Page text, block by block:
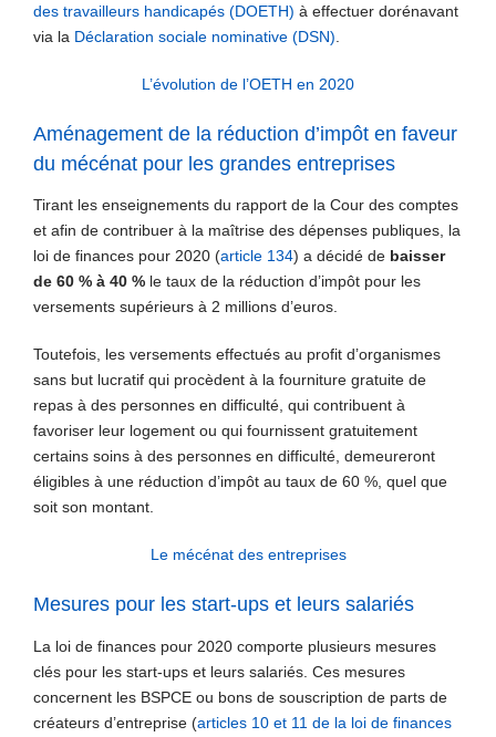
des travailleurs handicapés (DOETH) à effectuer dorénavant
via la Déclaration sociale nominative (DSN)
L’évolution de l’OETH en 2020
Aménagement de la réduction d’impôt en faveur
du mécénat pour les grandes entreprises
Tirant les enseignements du rapport de la Cour des comptes
et afin de contribuer à la maîtrise des dépenses publiques, la
loi de finances pour 2020 (article 134) a décidé de baisser
de 60 % à 40 % le taux de la réduction d’impôt pour les
versements supérieurs à 2 millions d’euros.
Toutefois, les versements effectués au profit d’organismes
sans but lucratif qui procèdent à la fourniture gratuite de
repas à des personnes en difficulté, qui contribuent à
favoriser leur logement ou qui fournissent gratuitement
certains soins à des personnes en difficulté, demeureront
éligibles à une réduction d’impôt au taux de 60 %, quel que
soit son montant.
Le mécénat des entreprises
Mesures pour les start-ups et leurs salariés
La loi de finances pour 2020 comporte plusieurs mesures
clés pour les start-ups et leurs salariés. Ces mesures
concernent les BSPCE ou bons de souscription de parts de
créateurs d’entreprise (articles 10 et 11 de la loi de finances